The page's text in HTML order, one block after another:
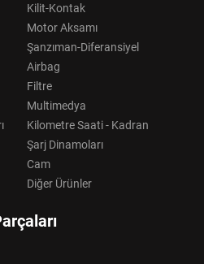
Kilit-Kontak
Motor Aksamı
Şanzıman-Diferansiyel
Airbag
Filtre
Multimedya
Kilometre Saati - Kadran
Şarj Dinamoları
Cam
Diğer Ürünler